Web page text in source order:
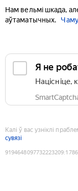
Нам вельмі шкада,
аўтаматычных.
Я не
Націсніце,
Калі ў вас узніклі
сувязі
9194648097732223209: